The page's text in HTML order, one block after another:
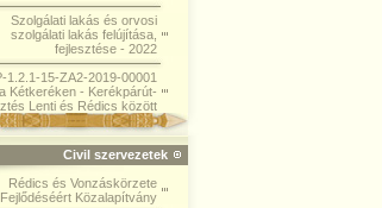
Szolgálati lakás és orvosi
szolgálati lakás felújítása,
fejlesztése - 2022
1.2.1-15-ZA2-2019-00001
Kétkeréken - Kerékpárút-
Lenti és Rédics között
Civil szervezetek
Rédics és Vonzáskörzete
Fejlődéséért Közalapítvány